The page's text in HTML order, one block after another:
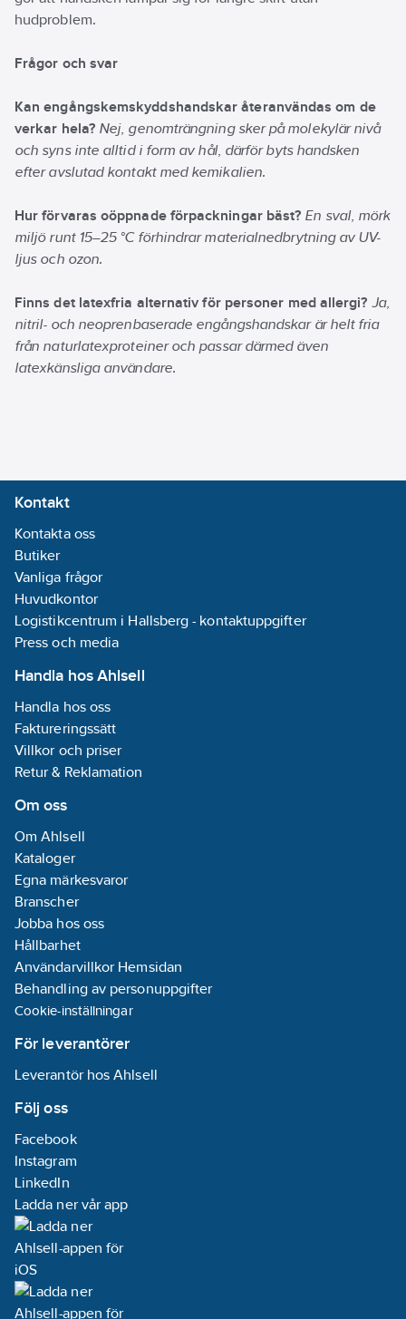
hudproblem.
Frågor och svar
Kan engångskemskyddshandskar återanvändas om de
verkar hela? Nej, genomträngning sker på molekylär nivå
och syns inte alltid i form av hål, därför byts handsken
efter avslutad kontakt med kemikalien.
Hur förvaras oöppnade förpackningar bäst? En sval, mörk
miljö runt 15–25 °C förhindrar materialnedbrytning av UV-
ljus och ozon.
Finns det latexfria alternativ för personer med allergi? Ja,
nitril- och neoprenbaserade engångshandskar är helt fria
från naturlatexproteiner och passar därmed även
latexkänsliga användare.
Kontakt
Kontakta oss
Butiker
Vanliga frågor
Huvudkontor
Logistikcentrum i Hallsberg - kontaktuppgifter
Press och media
Handla hos Ahlsell
Handla hos oss
Faktureringssätt
Villkor och priser
Retur & Reklamation
Om oss
Om Ahlsell
Kataloger
Egna märkesvaror
Branscher
Jobba hos oss
Hållbarhet
Användarvillkor Hemsidan
Behandling av personuppgifter
Cookie-inställningar
För leverantörer
Leverantör hos Ahlsell
Följ oss
Facebook
Instagram
LinkedIn
Ladda ner vår app